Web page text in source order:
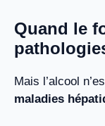
Quand le
Mais l’alcool
maladies